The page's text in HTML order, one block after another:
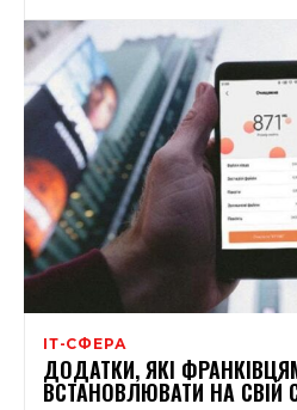
ІТ-СФЕРА
ДОДАТКИ, ЯКІ
ВСТАНОВЛЮВАТИ НА СВІЙ